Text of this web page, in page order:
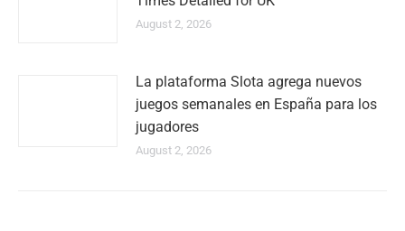
August 2, 2026
La plataforma Slota agrega nuevos
juegos semanales en España para los
jugadores
August 2, 2026